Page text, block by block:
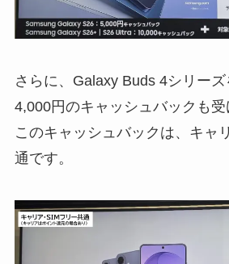
さらに、Galaxy Buds 4シリーズ
4,000円のキャッシュバックも受
このキャッシュバックは、キャ
通です。